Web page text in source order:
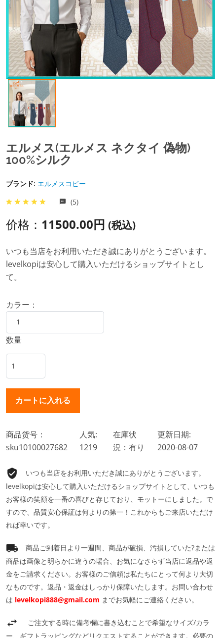
エルメス(エルメス ネクタイ 偽物)
100%シルク
ブランド: エルメスコピー
(5)
价格： 11500.00円 (税込)
いつも当店をお利用いただき誠にありがとうございます。
levelkopiは安心して購入いただけるショップサイトとし
て。
カラー：
数量
商品货号：
sku10100027682
人気:
1219
在庫状
況：有り
更新日期:
2020-08-07
いつも当店をお利用いただき誠にありがとうございます。
levelkopiは安心して購入いただけるショップサイトとして、いつも
お客様の笑顔を一番の喜びと存じており、モットーにしました。で
すので、品質安心保証は何よりの第一！これからもご来店いただけ
れば幸いです。
商品ご到着日より一週間、商品が破損、汚損していた?または
商品は画像と明らかに違うの場合、お気になさらず当店に返品や返
金をご請求ください。お客様のご信頼は私たちにとって何より大切
なものです。返品・返金はしっかり保障いたします。お問い合わせ
は levelkopi888@gmail.com までお気軽にご連絡ください。
ご注文する時に備考欄に書き込むことで希望なサイズ/カラ
ー、ギフトラッピングなどリクエストすることができます。必要の